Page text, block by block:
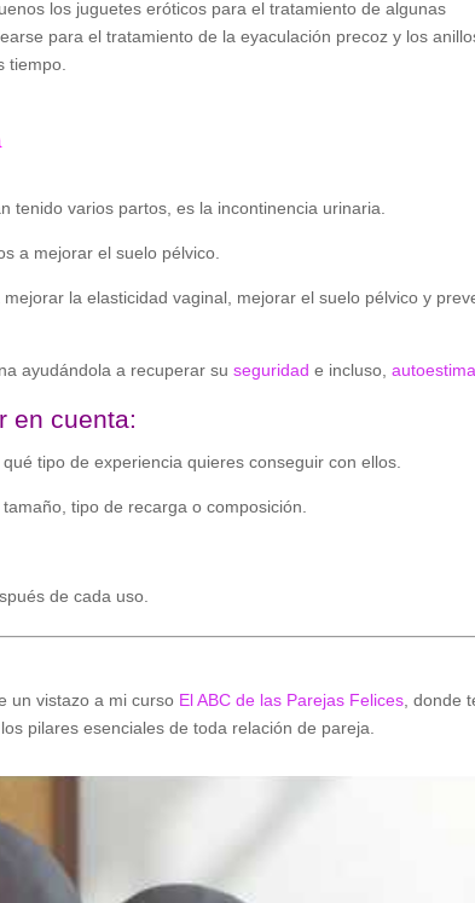
los juguetes eróticos para el tratamiento de algunas
para el tratamiento de la eyaculación precoz y los
tiempo.
tenido varios partos, es la incontinencia urinaria.
a mejorar el suelo pélvico.
la elasticidad vaginal, mejorar el suelo pélvico y
ayudándola a recuperar suseguridad e incluso,autoestima
en cuenta:
tipo de experiencia quieres conseguir con ellos.
tipo de recarga o composición.
de cada uso.
un vistazo a mi curso El ABC de las Parejas Felices , donde
pilares esenciales de toda relación de pareja.